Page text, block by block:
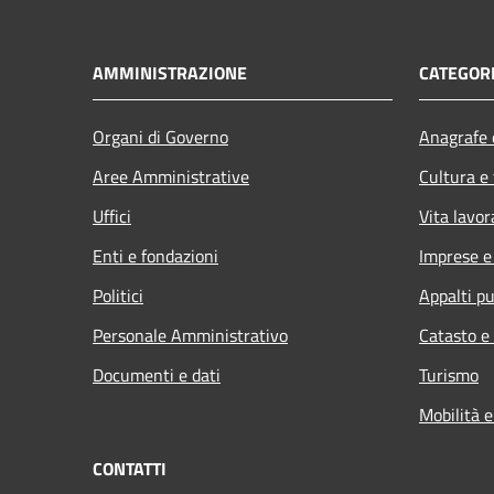
AMMINISTRAZIONE
Organi di Governo
Aree Amministrative
Uffici
Enti e fondazioni
Politici
Personale Amministrativo
Documenti e dati
Cultura
Vita
Imprese
Appalti
Catasto
Turismo
Mobilità
CONTATTI